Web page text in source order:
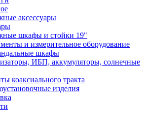
аксессуары
шкафы и стойки 19"
и измерительное оборудование
шкафы
ИБП, аккумуляторы, солнечные
коаксиального тракта
изделия